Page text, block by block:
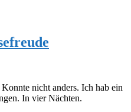
nicht anders. Ich hab ein
In vier Nächten.